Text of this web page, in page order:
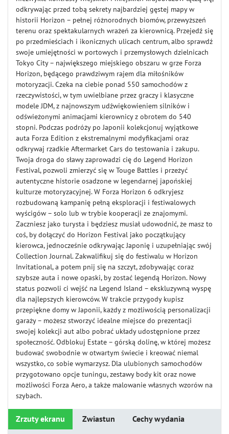
odkrywając przed tobą sekrety najbardziej gęstej mapy w
historii Horizon – pełnej różnorodnych biomów, przewyższeń
terenu oraz spektakularnych wrażeń za kierownicą. Przejedź się
po przedmieściach i ikonicznych ulicach centrum, albo sprawdź
swoje umiejętności w portowych i przemysłowych dzielnicach
Tokyo City – największego miejskiego obszaru w grze Forza
Horizon, będącego prawdziwym rajem dla miłośników
motoryzacji. Czeka na ciebie ponad 550 samochodów z
rzeczywistości, w tym uwielbiane przez graczy i klasyczne
modele JDM, z najnowszym udźwiękowieniem silników i
odświeżonymi animacjami kierownicy z obrotem do 540
stopni. Podczas podróży po Japonii kolekcjonuj wyjątkowe
auta Forza Edition z ekstremalnymi modyfikacjami oraz
odkrywaj rzadkie Aftermarket Cars do testowania i zakupu.
Twoja droga do sławy zaprowadzi cię do Legend Horizon
Festival, pozwoli zmierzyć się w Touge Battles i przeżyć
autentyczne historie osadzone w legendarnej japońskiej
kulturze motoryzacyjnej. W Forza Horizon 6 odkryjesz
rozbudowaną kampanię pełną eksploracji i festiwalowych
wyścigów – solo lub w trybie kooperacji ze znajomymi.
Zaczniesz jako turysta i będziesz musiał udowodnić, że masz to
coś, by dołączyć do Horizon Festival jako początkujący
kierowca, jednocześnie odkrywając Japonię i uzupełniając swój
Collection Journal. Zakwalifikuj się do festiwalu w Horizon
Invitational, a potem pnij się na szczyt, zdobywając coraz
szybsze auta i nowe opaski, by zostać legendą Horizon. Nowy
status pozwoli ci wejść na Legend Island – ekskluzywną wyspę
dla najlepszych kierowców. W trakcie przygody kupisz
przepiękne domy w Japonii, każdy z możliwością personalizacji
garaży – możesz stworzyć idealne miejsce do prezentacji
swojej kolekcji aut albo pobrać układy udostępnione przez
społeczność. Odblokuj Estate – górską dolinę, w której możesz
budować swobodnie w otwartym świecie i kreować niemal
wszystko, co sobie wymarzysz. Dla ulubionych samochodów
przygotowano opcje tuningu, zestawy body kit oraz nowe
możliwości Forza Aero, a także malowanie własnych wzorów na
szybach.
Zrzuty ekranu Zwiastun Cechy wydania